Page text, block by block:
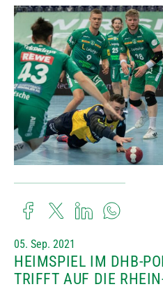
05. Sep. 2021
HEIMSPIEL IM DHB-
TRIFFT AUF DIE